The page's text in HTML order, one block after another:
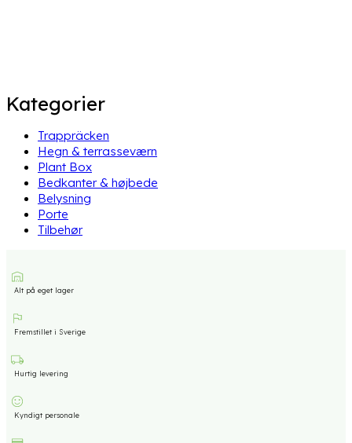
Kategorier
Trappräcken
Hegn & terrasseværn
Plant Box
Bedkanter & højbede
Belysning
Porte
Tilbehør
Alt på eget lager
Fremstillet i Sverige
Hurtig levering
Kyndigt personale